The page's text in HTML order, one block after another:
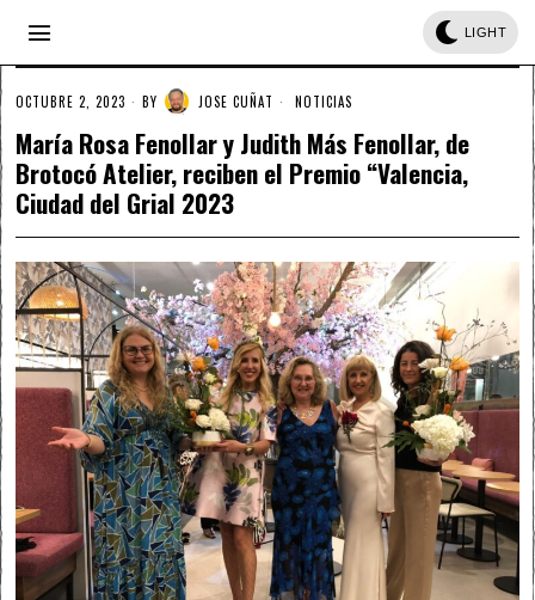
LIGHT
OCTUBRE 2, 2023 BY JOSE CUÑAT NOTICIAS
María Rosa Fenollar y Judith Más Fenollar, de
Brotocó Atelier, reciben el Premio “Valencia,
Ciudad del Grial 2023